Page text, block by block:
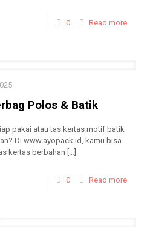
0 Read more
Polos & Batik
pakai atau tas kertas motif batik
Di www.ayopack.id, kamu bisa
kertas berbahan […]
0 Read more